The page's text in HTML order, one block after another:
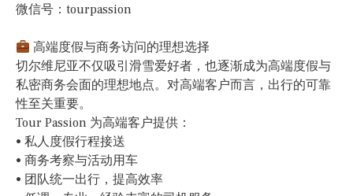
微信号：tourpassion
高端度假与商务访问的理想选择
切尔维尼亚不仅吸引滑雪爱好者，也逐渐成为高端度假与
私密商务会面的理想地点。对高端客户而言，出行的可靠
性至关重要。
Tour Passion 为高端客户提供：
• 私人度假行程接送
• 商务考察与活动用车
• 团队统一出行，提高效率